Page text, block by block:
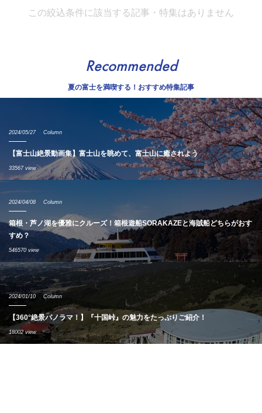
この絞込条件に該当する記事・特集はありません
Recommended
夏の富士を満喫する！おすすめ特集記事
2024/05/27 Column
【富士山絶景動画集】富士山を眺めて、富士山に癒されよう
33567 view
2024/04/08 Column
箱根・芦ノ湖を優雅にクルーズ！箱根遊船SORAKAZEと海賊船どちらがおす
すめ？
546570 view
2024/01/10 Column
【360°絶景パノラマ！】『十国峠』の魅力をたっぷりご紹介！
18002 view